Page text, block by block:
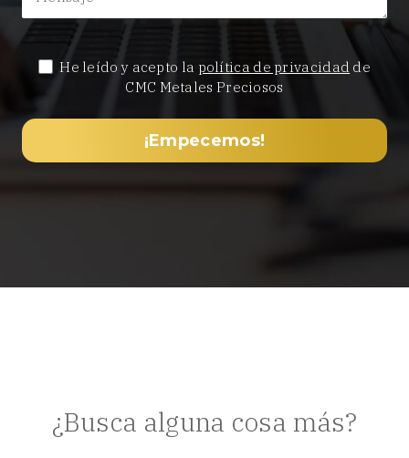
He leído y acepto la política de privacidad de
CMC Metales Preciosos
¿Busca alguna cosa más?